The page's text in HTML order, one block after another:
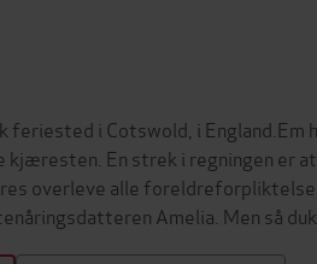
feriested i Cotswold, i
kjæresten. En strek i regningen er
overleve alle
Amelia. Men så